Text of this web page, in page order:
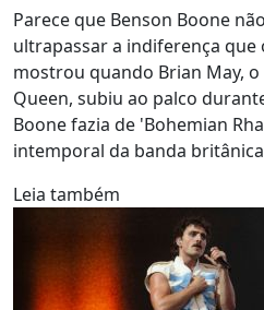
Parece que Benson Boone
ultrapassar a indiferença que
mostrou quando Brian May,
Queen, subiu ao palco
Boone fazia de 'Bohemian
intemporal da banda
Leia também